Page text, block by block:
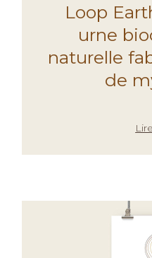
Loop
urne
naturelle
de